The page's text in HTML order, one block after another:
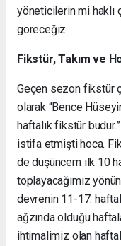
yöneticilerin mi haklı
göreceğiz.
Fikstür, Takım ve
Geçen sezon fikstür
olarak “Bence
haftalık fikstür
istifa etmişti hoca.
de düşüncem ilk 10
toplayacağımız
devrenin 11-17.
ağzında olduğu
ihtimalimiz olan